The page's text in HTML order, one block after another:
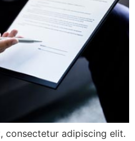
consectetur adipiscing elit.